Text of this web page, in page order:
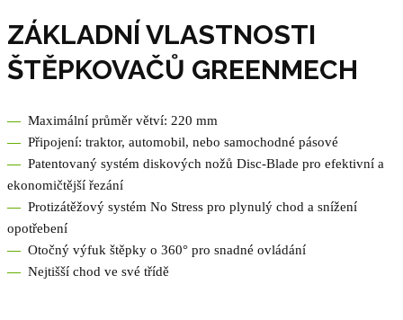
ZÁKLADNÍ VLASTNOSTI
ŠTĚPKOVAČŮ GREENMECH
—Maximální průměr větví: 220 mm
—Připojení: traktor, automobil, nebo samochodné pásové
—Patentovaný systém diskových nožů Disc-Blade pro efektivní a
ekonomičtější řezání
—Protizátěžový systém No Stress pro plynulý chod a snížení
opotřebení
—Otočný výfuk štěpky o 360° pro snadné ovládání
—Nejtišší chod ve své třídě